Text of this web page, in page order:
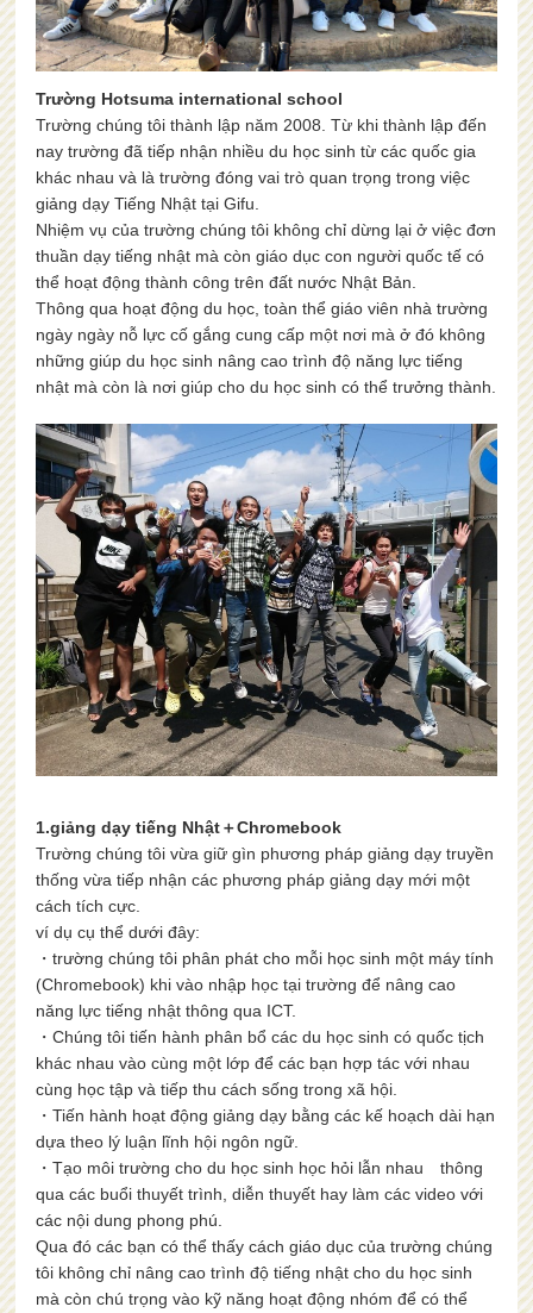
Trường Hotsuma international school
Trường chúng tôi thành lập năm 2008. Từ khi thành lập đến
nay trường đã tiếp nhận nhiều du học sinh từ các quốc gia
khác nhau và là trường đóng vai trò quan trọng trong việc
giảng dạy Tiếng Nhật tại Gifu.
Nhiệm vụ của trường chúng tôi không chỉ dừng lại ở việc đơn
thuần dạy tiếng nhật mà còn giáo dục con người quốc tế có
thể hoạt động thành công trên đất nước Nhật Bản.
Thông qua hoạt động du học, toàn thể giáo viên nhà trường
ngày ngày nỗ lực cố gắng cung cấp một nơi mà ở đó không
những giúp du học sinh nâng cao trình độ năng lực tiếng
nhật mà còn là nơi giúp cho du học sinh có thể trưởng thành.
1.giảng dạy tiếng Nhật＋Chromebook
Trường chúng tôi vừa giữ gìn phương pháp giảng dạy truyền
thống vừa tiếp nhận các phương pháp giảng dạy mới một
cách tích cực.
ví dụ cụ thể dưới đây:
・trường chúng tôi phân phát cho mỗi học sinh một máy tính
(Chromebook) khi vào nhập học tại trường để nâng cao
năng lực tiếng nhật thông qua ICT.
・Chúng tôi tiến hành phân bổ các du học sinh có quốc tịch
khác nhau vào cùng một lớp để các bạn hợp tác với nhau
cùng học tập và tiếp thu cách sống trong xã hội.
・Tiến hành hoạt động giảng dạy bằng các kế hoạch dài hạn
dựa theo lý luận lĩnh hội ngôn ngữ.
・Tạo môi trường cho du học sinh học hỏi lẫn nhau thông
qua các buổi thuyết trình, diễn thuyết hay làm các video với
các nội dung phong phú.
Qua đó các bạn có thể thấy cách giáo dục của trường chúng
tôi không chỉ nâng cao trình độ tiếng nhật cho du học sinh
mà còn chú trọng vào kỹ năng hoạt động nhóm để có thể